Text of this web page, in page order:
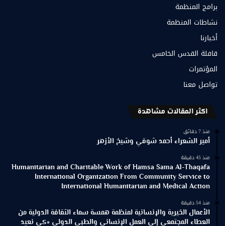
برامج المنظمة
نشاطات المنظمة
أخبارنا
قافلة القدس الخامس
المؤتمرات
تواصل معنا
اكثر المقالات مشاهدة
منذ 7 دقائق
أمير الشعراء أحمد شوقي وشيخ الأزهر
منذ 45 دقيقة
Humanitarian and Charitable Work of Hamsa Sama Al-Thaqafa
International Organization From Community Service to
International Humanitarian and Medical Action
منذ 54 دقيقة
الأعمال الخيرية والإنسانية لمنظمة همسة سماء الثقافة الدولية من
العطاء المجتمعي إلى العمل الإنساني والطبي الدولي «كي نعيد